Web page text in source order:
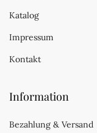
Katalog
Impressum
Kontakt
Information
Bezahlung & Versand